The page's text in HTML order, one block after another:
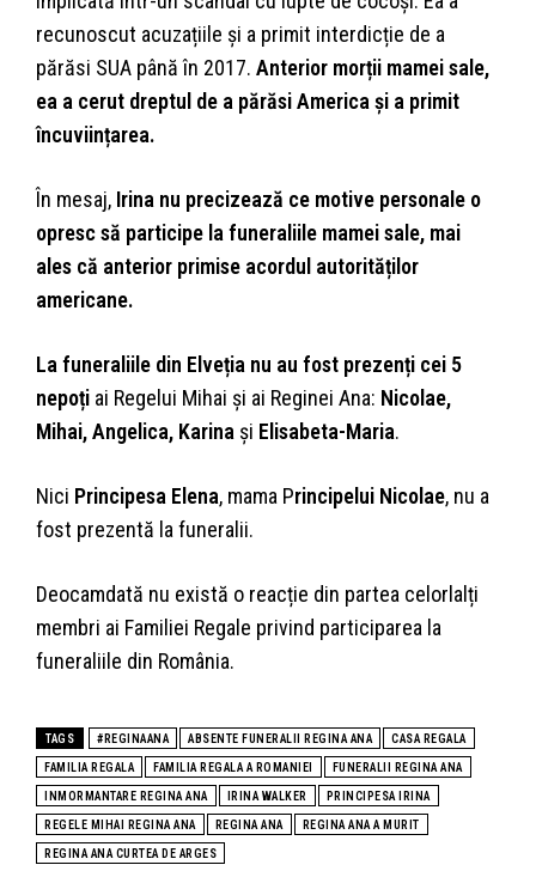
recunoscut acuzațiile și a primit interdicție de a
părăsi SUA până în 2017. Anterior morții mamei sale,
ea a cerut dreptul de a părăsi America și a primit
încuviințarea.
În mesaj, Irina nu precizează ce motive personale o
opresc să participe la funeraliile mamei sale, mai
ales că anterior primise acordul autorităților
americane.
La funeraliile din Elveția nu au fost prezenți cei 5
nepoți ai Regelui Mihai și ai Reginei Ana: Nicolae,
Mihai, Angelica, Karina și Elisabeta-Maria.
Nici Principesa Elena, mama Principelui Nicolae, nu a
fost prezentă la funeralii.
Deocamdată nu există o reacție din partea celorlalți
membri ai Familiei Regale privind participarea la
funeraliile din România.
TAGS #REGINAANA ABSENTE FUNERALII REGINA ANA CASA REGALA
FAMILIA REGALA FAMILIA REGALA A ROMANIEI FUNERALII REGINA ANA
INMORMANTARE REGINA ANA IRINA WALKER PRINCIPESA IRINA
REGELE MIHAI REGINA ANA REGINA ANA REGINA ANA A MURIT
REGINA ANA CURTEA DE ARGES